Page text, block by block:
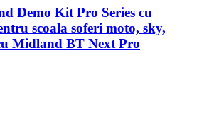
Demo Kit Pro Series cu
scoala soferi moto, sky,
Midland BT Next Pro